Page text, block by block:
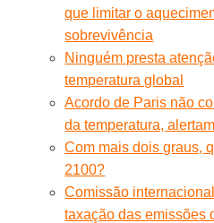
que limitar o
sobrevivência
Ninguém presta
temperatura global
Acordo de Paris não
da temperatura,
Com mais dois graus,
2100?
Comissão
taxação das emissões